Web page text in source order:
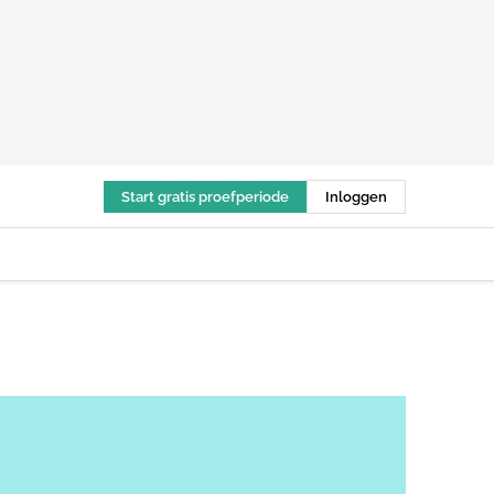
Start gratis proefperiode Inloggen